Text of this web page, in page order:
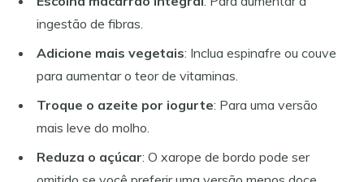
ingestão de fibras.
Adicione mais vegetais: Inclua espinafre ou couve
para aumentar o teor de vitaminas.
Troque o azeite por iogurte: Para uma versão
mais leve do molho.
Reduza o açúcar: O xarope de bordo pode ser